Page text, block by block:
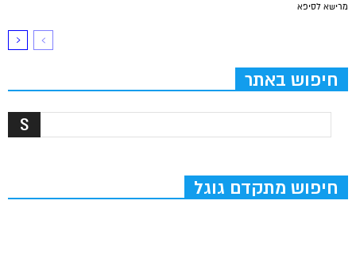
מרישא לסיפא
חיפוש באתר
חיפוש מתקדם גוגל